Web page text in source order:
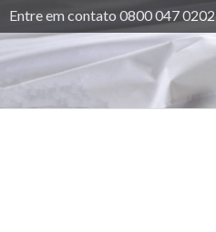
Entre em contato 0800 047 0202